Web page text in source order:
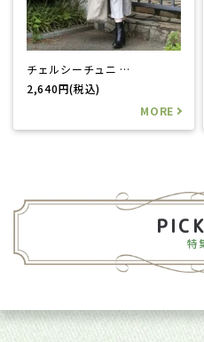
チェルシーチュニ …
2,640円(税込)
特